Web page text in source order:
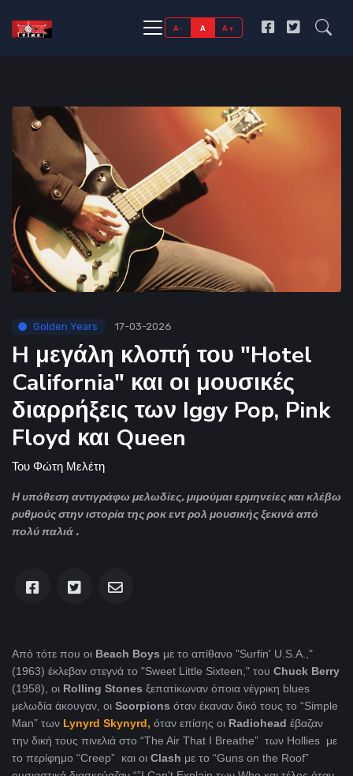
A- A A+
Golden Years 17-03-2026
H μεγάλη κλοπή του "Hotel
California" και οι μουσικές
διαρρήξεις των Iggy Pop, Pink
Floyd και Queen
Του Φώτη Μελέτη
Η υπόθεση αντιγράφω μελωδίες, μιμούμαι ερμηνείες και κλέβω
ρυθμούς στην ιστορία της ροκ εντ ρολ μουσικής ξεκινά από
πολύ παλιά .
Από τότε που oι Beach Boys με το απίθανο "Surfin' U.S.A.,"
(1963) έκλεβαν στεγνά το "Sweet Little Sixteen," του Chuck Berry
(1958), οι Rolling Stones ξεπατίκωναν όποια νέγρικη blues
μελωδία άκουγαν, οι Scorpions όταν έκαναν δικό τους το “Simple
Man” των Lynyrd Skynyrd, όταν επίσης οι Radiohead έβαζαν
την δική τους πινελιά στο “The Air That I Breathe” των Hollies με
το περίφημο “Creep” και οι Clash με το “Guns on the Roof”